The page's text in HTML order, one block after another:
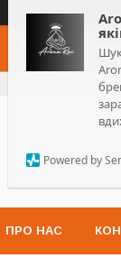
Powered by
Топ-якість
ПРО НАС